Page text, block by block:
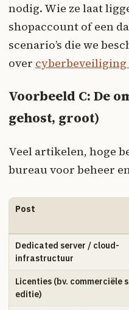
nodig. Wie ze laat
shopaccount of een
scenario’s die we
over
Voorbeeld C: De
gehost, groot)
Veel artikelen, hoge
bureau voor beheer
Post
Dedicated server / cloud-
infrastructuur
Licenties (bv. commerciële
editie)